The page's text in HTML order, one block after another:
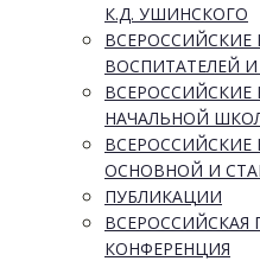
К.Д. УШИНСКОГО
ВСЕРОССИЙСКИЕ
ВОСПИТАТЕЛЕЙ
ВСЕРОССИЙСКИЕ
НАЧАЛЬНОЙ
ВСЕРОССИЙСКИЕ
ОСНОВНОЙ И
ПУБЛИКАЦИИ
ВСЕРОССИЙСКАЯ
КОНФЕРЕНЦИЯ